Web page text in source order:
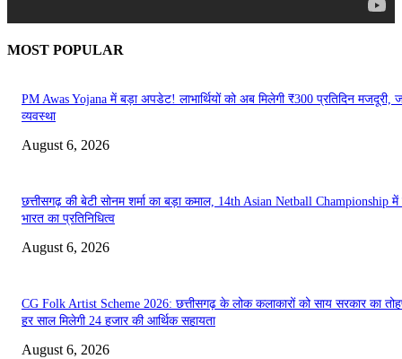
MOST POPULAR
PM Awas Yojana में बड़ा अपडेट! लाभार्थियों को अब मिलेगी ₹300 प्रतिदिन मजदूरी,
व्यवस्था
August 6, 2026
छत्तीसगढ़ की बेटी सोनम शर्मा का बड़ा कमाल, 14th Asian Netball Championship में
भारत का प्रतिनिधित्व
August 6, 2026
CG Folk Artist Scheme 2026: छत्तीसगढ़ के लोक कलाकारों को साय सरकार का
हर साल मिलेगी 24 हजार की आर्थिक सहायता
August 6, 2026